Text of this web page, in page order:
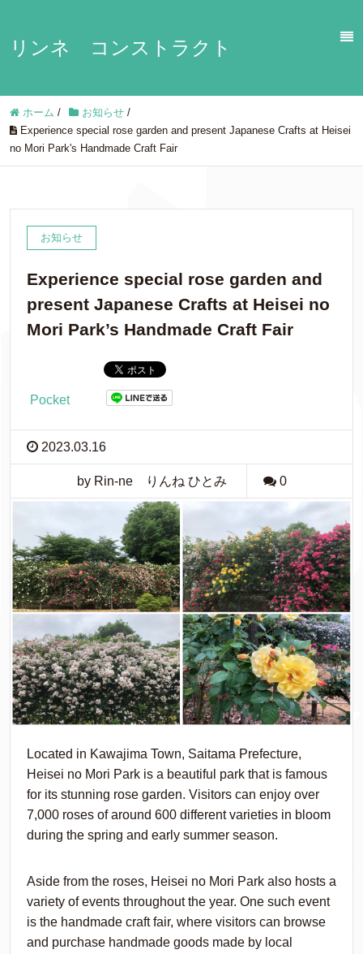
リンネ コンストラクト
ホーム / お知らせ /
Experience special rose garden and present Japanese Crafts at Heisei
no Mori Park's Handmade Craft Fair
お知らせ
Experience special rose garden and
present Japanese Crafts at Heisei no
Mori Park’s Handmade Craft Fair
Pocket
2023.03.16
by Rin-ne りんね ひとみ 0
Located in Kawajima Town, Saitama Prefecture,
Heisei no Mori Park is a beautiful park that is famous
for its stunning rose garden. Visitors can enjoy over
7,000 roses of around 600 different varieties in bloom
during the spring and early summer season.
Aside from the roses, Heisei no Mori Park also hosts a
variety of events throughout the year. One such event
is the handmade craft fair, where visitors can browse
and purchase handmade goods made by local